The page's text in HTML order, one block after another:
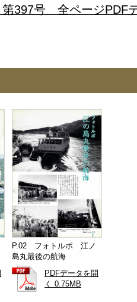
397号 全ページPDF
P.02 フォトルポ 江ノ
島丸最後の航海
PDFデータを開
く 0.75MB